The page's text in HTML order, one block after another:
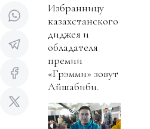
Избранницу
казахстанского
диджея и
обладателя
премии
«Грэмми» зовут
Айшабиби.